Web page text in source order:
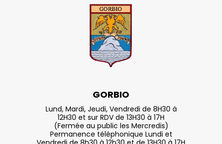
GORBIO
Lund, Mardi, Jeudi, Vendredi de 8H30 à
12H30 et sur RDV de 13H30 à 17H
(Fermée au public les Mercredis)
Permanence téléphonique Lundi et